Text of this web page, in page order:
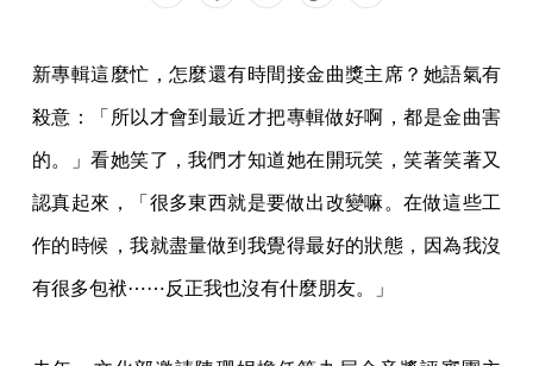
新專輯這麼忙，怎麼還有時間接金曲獎主席？她語氣有
殺意：「所以才會到最近才把專輯做好啊，都是金曲害
的。」看她笑了，我們才知道她在開玩笑，笑著笑著又
認真起來，「很多東西就是要做出改變嘛。在做這些工
作的時候，我就盡量做到我覺得最好的狀態，因為我沒
有很多包袱⋯⋯反正我也沒有什麼朋友。」